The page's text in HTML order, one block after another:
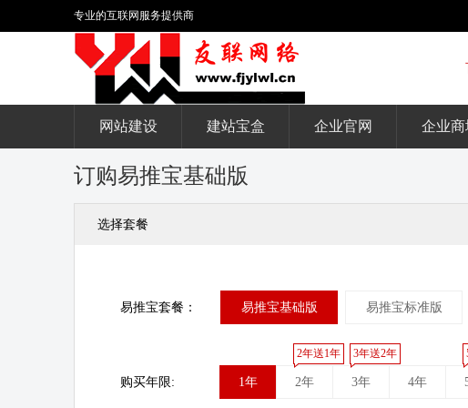
专业的互联网服务提供商
网站建设 建站宝盒 企业官网 企业商
订购易推宝基础版
选择套餐
易推宝套餐： 易推宝基础版 易推宝标准版
购买年限: 1年 2年
2年送1年
3年
3年送2年
4年